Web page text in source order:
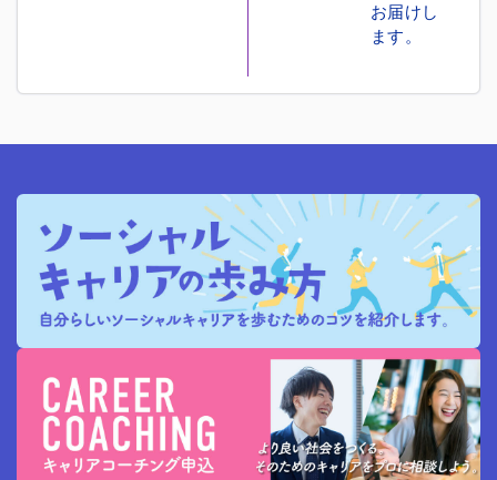
お届けし
ます。